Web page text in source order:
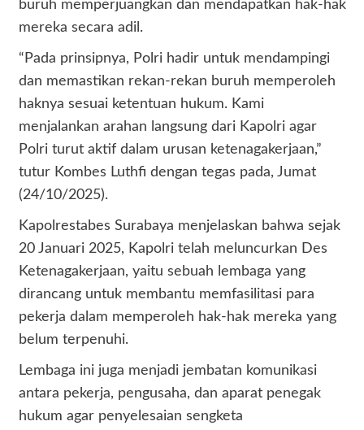
buruh memperjuangkan dan mendapatkan hak-hak
mereka secara adil.
“Pada prinsipnya, Polri hadir untuk mendampingi
dan memastikan rekan-rekan buruh memperoleh
haknya sesuai ketentuan hukum. Kami
menjalankan arahan langsung dari Kapolri agar
Polri turut aktif dalam urusan ketenagakerjaan,”
tutur Kombes Luthfi dengan tegas pada, Jumat
(24/10/2025).
Kapolrestabes Surabaya menjelaskan bahwa sejak
20 Januari 2025, Kapolri telah meluncurkan Des
Ketenagakerjaan, yaitu sebuah lembaga yang
dirancang untuk membantu memfasilitasi para
pekerja dalam memperoleh hak-hak mereka yang
belum terpenuhi.
Lembaga ini juga menjadi jembatan komunikasi
antara pekerja, pengusaha, dan aparat penegak
hukum agar penyelesaian sengketa